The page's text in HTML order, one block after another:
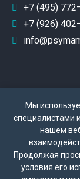
+7 (495)
+7 (926)
Мы
специалистами
нашем
Продолжая
условия его